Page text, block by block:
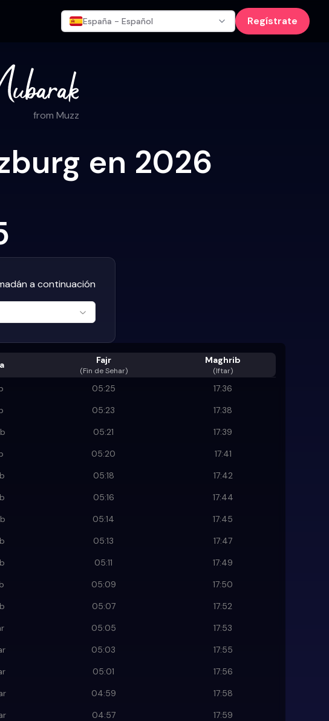
España - Español Regístrate
from Muzz
en 2026
a continuación
Fajr
(Fin de Sehar)
Maghrib
(Iftar)
05:25
17:36
05:23
17:38
05:21
17:39
05:20
17:41
05:18
17:42
05:16
17:44
05:14
17:45
05:13
17:47
05:11
17:49
05:09
17:50
05:07
17:52
05:05
17:53
05:03
17:55
05:01
17:56
04:59
17:58
04:57
17:59